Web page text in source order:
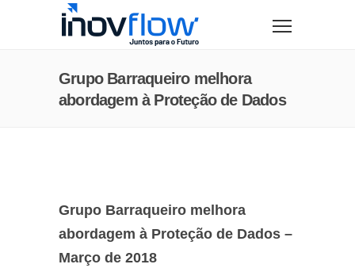
Grupo Barraqueiro melhora
abordagem à Proteção de Dados
Grupo Barraqueiro melhora
abordagem à Proteção de Dados –
Março de 2018